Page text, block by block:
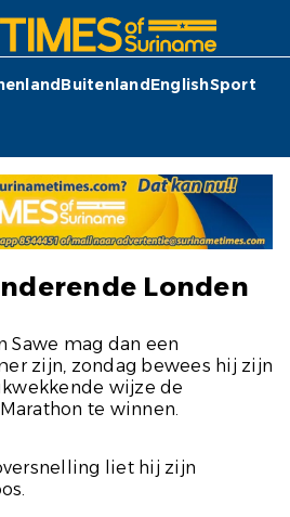
BuitenlandEnglishSport
Londen
Sawe mag dan een
zijn, zondag bewees hij zijn
wijze de
te winnen.
liet hij zijn